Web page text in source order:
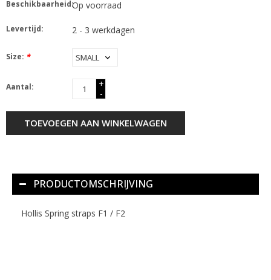
Beschikbaarheid:Op voorraad
Levertijd: 2 - 3 werkdagen
Size: *
Aantal:
+
-
TOEVOEGEN AAN WINKELWAGEN
PRODUCTOMSCHRIJVING
Hollis Spring straps F1 / F2